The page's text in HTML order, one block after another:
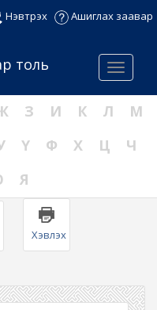
Нэвтрэх Ашиглах заавар
Menu
толь
З И К Л
М
Ү Ф Х Ц
Ч
Я
Хэвлэх